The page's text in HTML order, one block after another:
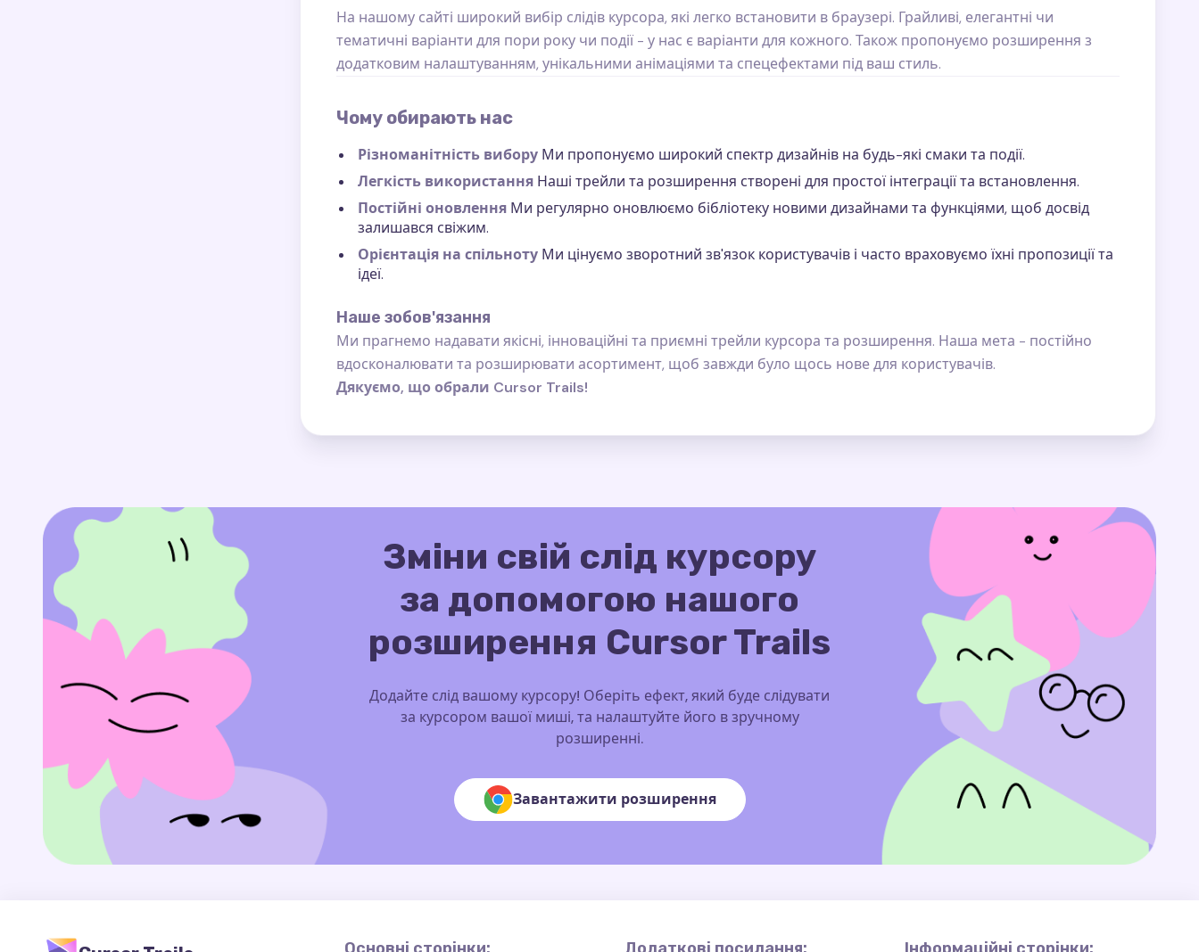
На нашому сайті широкий вибір слідів курсора, які легко встановити в браузері. Грайливі, елегантні чи
тематичні варіанти для пори року чи події - у нас є варіанти для кожного. Також пропонуємо розширення з
додатковим налаштуванням, унікальними анімаціями та спецефектами під ваш стиль.
Чому обирають нас
Різноманітність вибору Ми пропонуємо широкий спектр дизайнів на будь-які смаки та події.
Легкість використання Наші трейли та розширення створені для простої інтеграції та встановлення.
Постійні оновлення Ми регулярно оновлюємо бібліотеку новими дизайнами та функціями, щоб досвід
залишався свіжим.
Орієнтація на спільноту Ми цінуємо зворотний зв'язок користувачів і часто враховуємо їхні пропозиції та
ідеї.
Наше зобов'язання
Ми прагнемо надавати якісні, інноваційні та приємні трейли курсора та розширення. Наша мета - постійно
вдосконалювати та розширювати асортимент, щоб завжди було щось нове для користувачів.
Дякуємо, що обрали Cursor Trails!
Зміни свій слід курсору
за допомогою нашого
розширення Cursor Trails
Додайте слід вашому курсору! Оберіть ефект, який буде слідувати
за курсором вашої миші, та налаштуйте його в зручному
розширенні.
Завантажити розширення